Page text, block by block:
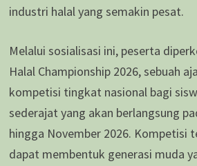
industri halal yang semakin pesat.
Melalui sosialisasi ini, peserta
Halal Championship 2026, sebuah
kompetisi tingkat nasional bagi
sederajat yang akan berlangsung
hingga November 2026. Kompetisi
dapat membentuk generasi muda